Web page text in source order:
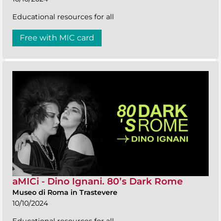
Educational resources for all
Free with MIC card
aMICi - Dino Ignani. 80’s Dark Rome
Museo di Roma in Trastevere
10/10/2024